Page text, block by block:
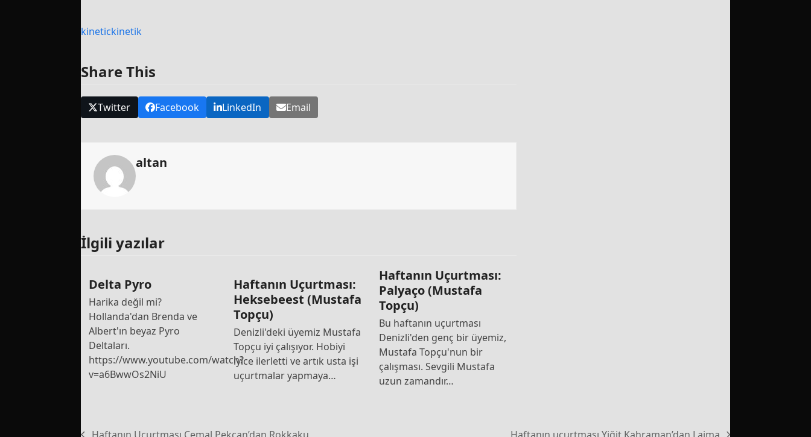
kinetickinetik
Share This
Twitter Facebook LinkedIn Email
altan
İlgili yazılar
Delta Pyro
Harika değil mi?
Hollanda'dan Brenda ve
Albert'ın beyaz Pyro
Deltaları.
https://www.youtube.com/watch?
v=a6BwwOs2NiU
Haftanın Uçurtması:
Heksebeest (Mustafa
Topçu)
Denizli'deki üyemiz Mustafa
Topçu iyi çalışıyor. Hobiyi
iyice ilerletti ve artık usta işi
uçurtmalar yapmaya…
Haftanın Uçurtması:
Palyaço (Mustafa
Topçu)
Bu haftanın uçurtması
Denizli'den genç bir üyemiz,
Mustafa Topçu'nun bir
çalışması. Sevgili Mustafa
uzun zamandır…